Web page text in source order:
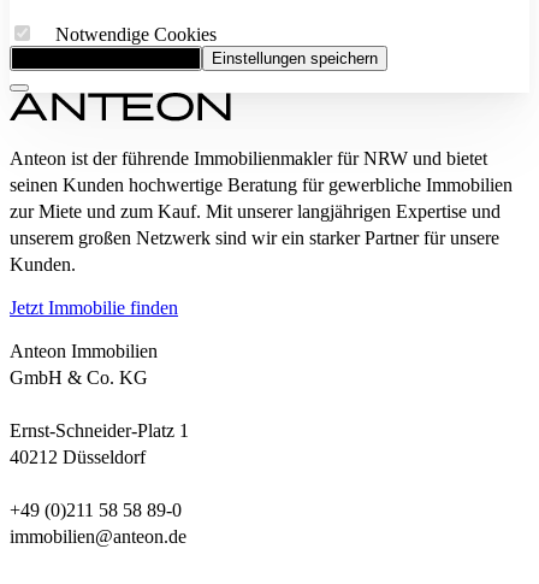
Notwendige Cookies
Einstellungen speichern
Anteon ist der führende Immobilienmakler für NRW und bietet
seinen Kunden hochwertige Beratung für gewerbliche Immobilien
zur Miete und zum Kauf. Mit unserer langjährigen Expertise und
unserem großen Netzwerk sind wir ein starker Partner für unsere
Kunden.
Jetzt Immobilie finden
Anteon Immobilien
GmbH & Co. KG
Ernst-Schneider-Platz 1
40212 Düsseldorf
+49 (0)211 58 58 89-0
immobilien@anteon.de